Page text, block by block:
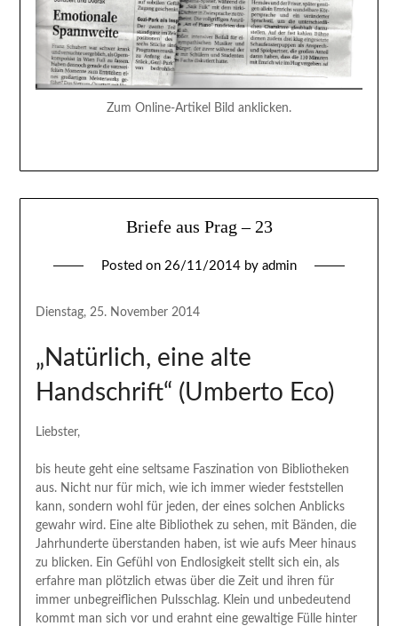
Zum Online-Artikel Bild anklicken.
Briefe aus Prag – 23
Posted on 26/11/2014 by admin
Dienstag, 25. November 2014
„Natürlich, eine alte
Handschrift“ (Umberto Eco)
Liebster,
bis heute geht eine seltsame Faszination von Bibliotheken
aus. Nicht nur für mich, wie ich immer wieder feststellen
kann, sondern wohl für jeden, der eines solchen Anblicks
gewahr wird. Eine alte Bibliothek zu sehen, mit Bänden, die
Jahrhunderte überstanden haben, ist wie aufs Meer hinaus
zu blicken. Ein Gefühl von Endlosigkeit stellt sich ein, als
erfahre man plötzlich etwas über die Zeit und ihren für
immer unbegreiflichen Pulsschlag. Klein und unbedeutend
kommt man sich vor und erahnt eine gewaltige Fülle hinter